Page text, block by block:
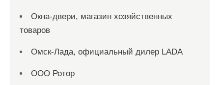
Окна-двери, магазин хозяйственных
товаров
Омск-Лада, официальный дилер LADA
ООО Ротор